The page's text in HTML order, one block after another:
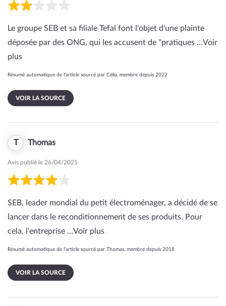
Le groupe SEB et sa filiale Tefal font l'objet d'une plainte
déposée par des ONG, qui les accusent de "pratiques …Voir
plus
Résumé automatique de l’article sourcé par Célia, membre depuis 2022
VOIR LA SOURCE
T Thomas
Avis publié le 26/04/2025
SEB, leader mondial du petit électroménager, a décidé de se
lancer dans le reconditionnement de ses produits. Pour
cela, l'entreprise …Voir plus
Résumé automatique de l’article sourcé par Thomas, membre depuis 2018
VOIR LA SOURCE